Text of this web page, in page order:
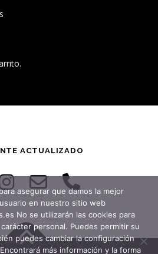
ACTUALIZADO
asegurar que damos la mejor
en nuestro sitio web
No se utilizarán las cookies para
personal. Puedes permitir su
puedes cambiar la configuración
más información y la forma